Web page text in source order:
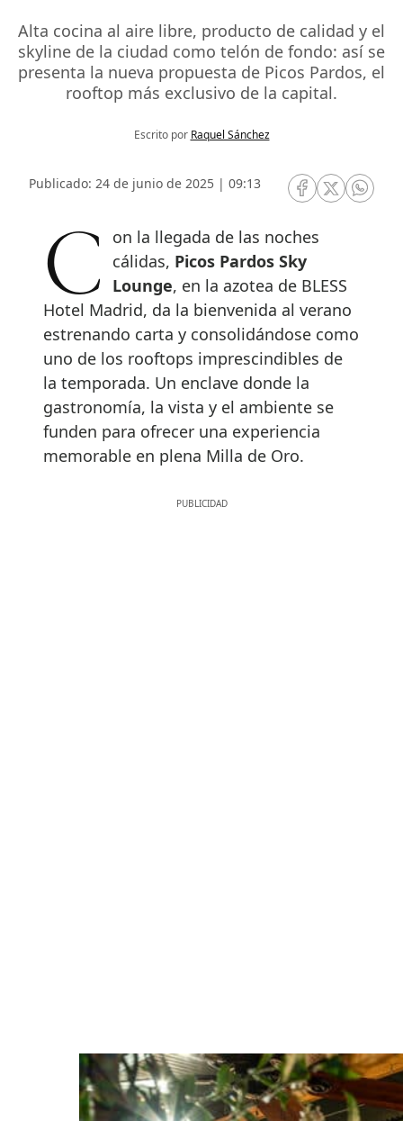
Alta cocina al aire libre, producto de calidad y el
skyline de la ciudad como telón de fondo: así se
presenta la nueva propuesta de Picos Pardos, el
rooftop más exclusivo de la capital.
Escrito por Raquel Sánchez
Publicado: 24 de junio de 2025 | 09:13
RRSS Facebook
RRSSRRSS
Con la llegada de las noches cálidas, Picos Pardos Sky
Lounge, en la azotea de BLESS
Hotel Madrid, da la bienvenida al verano
estrenando carta y consolidándose como
uno de los rooftops imprescindibles de
la temporada. Un enclave donde la
gastronomía, la vista y el ambiente se
funden para ofrecer una experiencia
memorable en plena Milla de Oro.